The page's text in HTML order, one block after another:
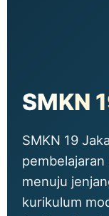
SMKN
SMKN 19
menuju
kurikulum